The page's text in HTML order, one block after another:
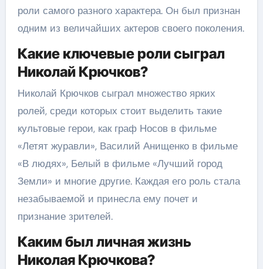
роли самого разного характера. Он был признан
одним из величайших актеров своего поколения.
Какие ключевые роли сыграл
Николай Крючков?
Николай Крючков сыграл множество ярких
ролей, среди которых стоит выделить такие
культовые герои, как граф Носов в фильме
«Летят журавли», Василий Анищенко в фильме
«В людях», Белый в фильме «Лучший город
Земли» и многие другие. Каждая его роль стала
незабываемой и принесла ему почет и
признание зрителей.
Каким был личная жизнь
Николая Крючкова?